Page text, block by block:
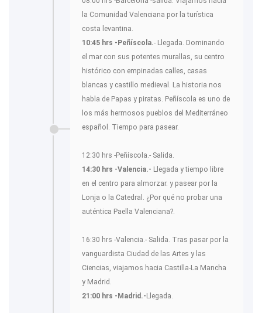
la Comunidad Valenciana por la turística
costa levantina.
10:45 hrs -Peñíscola.- Llegada. Dominando
el mar con sus potentes murallas, su centro
histórico con empinadas calles, casas
blancas y castillo medieval. La historia nos
habla de Papas y piratas. Peñíscola es uno de
los más hermosos pueblos del Mediterráneo
español. Tiempo para pasear.
12:30 hrs -Peñíscola.- Salida.
14:30 hrs -Valencia.- Llegada y tiempo libre
en el centro para almorzar. y pasear por la
Lonja o la Catedral. ¿Por qué no probar una
auténtica Paella Valenciana?.
16:30 hrs -Valencia.- Salida. Tras pasar por la
vanguardista Ciudad de las Artes y las
Ciencias, viajamos hacia Castilla-La Mancha
y Madrid.
21:00 hrs -Madrid.-Llegada.